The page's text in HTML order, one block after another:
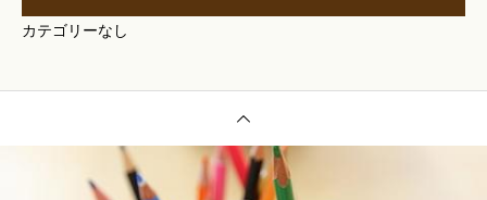
カテゴリーなし